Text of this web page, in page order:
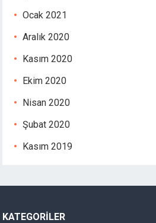
Ocak 2021
Aralık 2020
Kasım 2020
Ekim 2020
Nisan 2020
Şubat 2020
Kasım 2019
KATEGORILER